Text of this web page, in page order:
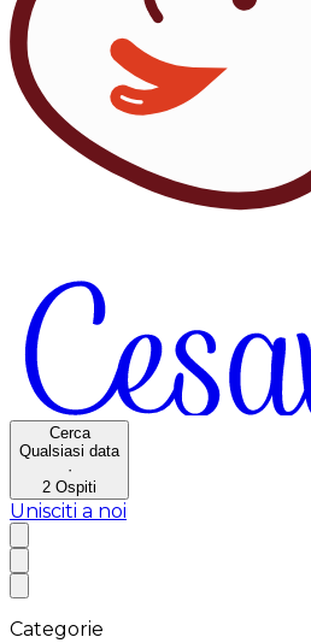
Cerca
Qualsiasi data
·
2 Ospiti
Unisciti a noi
Categorie